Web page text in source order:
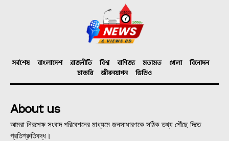
সর্বশেষ বাংলাদেশ রাজনীতি বিশ্ব বাণিজ্য মতামত খেলা
বিনোদন
চাকরি
জীবনযাপন ভিডিও
About us
আমরা নিরপেক্ষ সংবাদ পরিবেশনের মাধ্যমে জনসাধারণকে সঠিক তথ্য পৌঁছে দিতে
প্রতিশ্রুতিবদ্ধ।